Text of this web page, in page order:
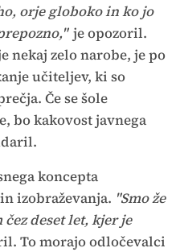
orje globoko in ko jo
je opozoril.
nekaj zelo narobe, je po
učiteljev, ki so
Če se šole
bo kakovost javnega
koncepta
izobraževanja. "Smo že
deset let, kjer je
To morajo odločevalci